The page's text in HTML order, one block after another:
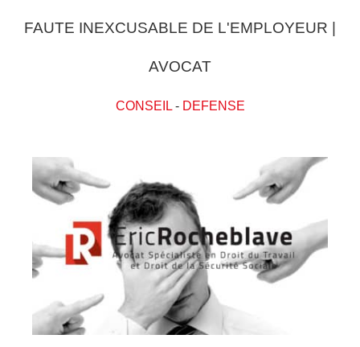
FAUTE INEXCUSABLE DE L'EMPLOYEUR |
AVOCAT
CONSEIL- DEFENSE